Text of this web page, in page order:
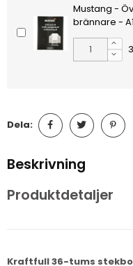
Mustang -
brännare -
Dela:
Beskrivning
Produktdetaljer
Kraftfull 36-tums